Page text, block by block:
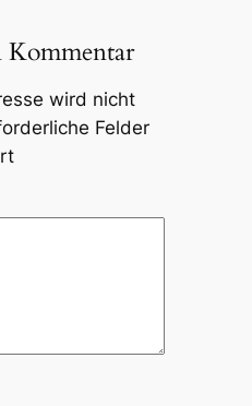
Kommentar
wird nicht
Felder